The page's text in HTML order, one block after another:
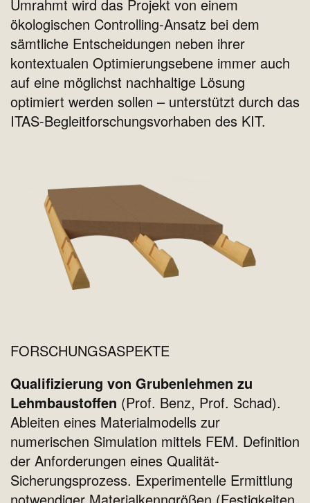
Umrahmt wird das Projekt von einem
ökologischen Controlling-Ansatz bei dem
sämtliche Entscheidungen neben ihrer
kontextualen Optimierungsebene immer auch
auf eine möglichst nachhaltige Lösung
optimiert werden sollen – unterstützt durch das
ITAS-Begleitforschungsvorhaben des KIT.
FORSCHUNGSASPEKTE
Qualifizierung von Grubenlehmen zu
Lehmbaustoffen (Prof. Benz, Prof. Schad).
Ableiten eines Materialmodells zur
numerischen Simulation mittels FEM. Definition
der Anforderungen eines Qualität-
Sicherungsprozess. Experimentelle Ermittlung